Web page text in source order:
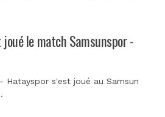
le match Samsunspor -
Hatayspor s'est joué au Samsun
.